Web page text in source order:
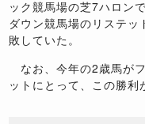
ック競馬場の芝7ハロン
ダウン競馬場のリステ
敗していた。
なお、今年の2歳馬が
ットにとって、この勝利